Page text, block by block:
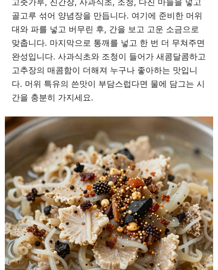
골고루 섞어 양념장을 만듭니다. 여기에 준비한 머위
대와 파를 넣고 버무린 후, 간을 보고 고운 소금으로
맞춥니다. 마지막으로 통깨를 넣고 한 번 더 무쳐주면
완성입니다. 사과식초와 조청이 들어가 새콤달콤하고
고추장의 매콤함이 더해져 누구나 좋아하는 맛입니
다. 머위 특유의 쓴맛이 부담스럽다면 물에 담그는 시
간을 충분히 가지세요.